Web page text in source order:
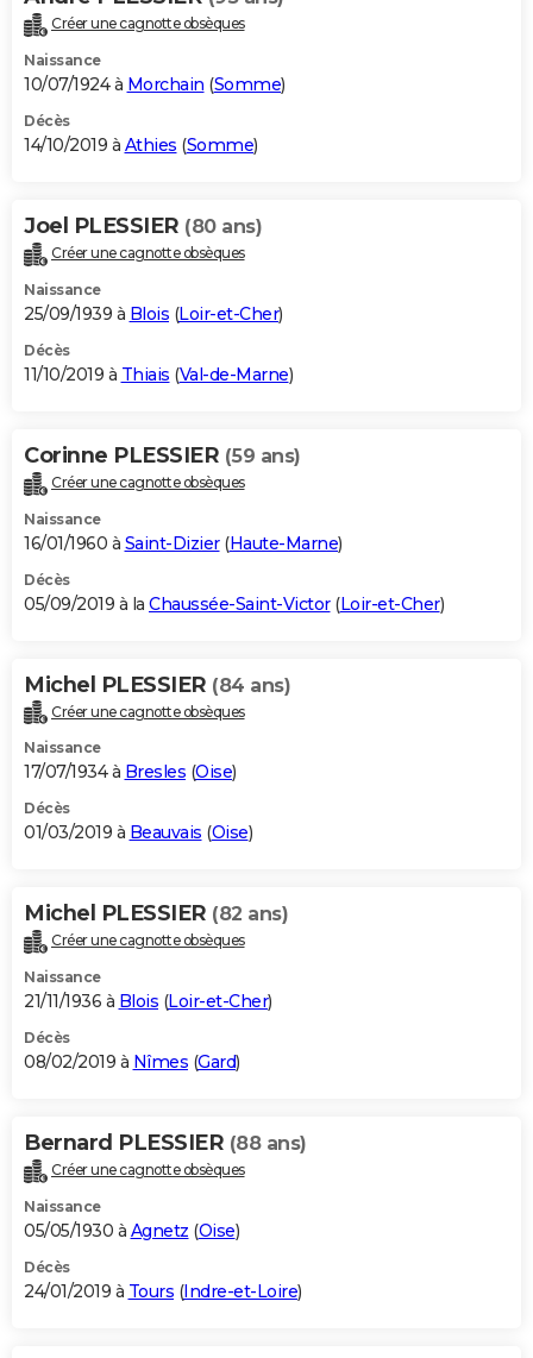
Créer une cagnotte obsèques
Naissance
10/07/1924 à Morchain (Somme)
Décès
14/10/2019 à Athies (Somme)
Joel PLESSIER (80 ans)
Créer une cagnotte obsèques
Naissance
25/09/1939 à Blois (Loir-et-Cher)
Décès
11/10/2019 à Thiais (Val-de-Marne)
Corinne PLESSIER (59 ans)
Créer une cagnotte obsèques
Naissance
16/01/1960 à Saint-Dizier(Haute-Marne)
Décès
05/09/2019 à la Chaussée-Saint-Victor(Loir-et-Cher)
Michel PLESSIER (84 ans)
Créer une cagnotte obsèques
Naissance
17/07/1934 à Bresles (Oise)
Décès
01/03/2019 à Beauvais (Oise)
Michel PLESSIER (82 ans)
Créer une cagnotte obsèques
Naissance
21/11/1936 à Blois (Loir-et-Cher)
Décès
08/02/2019 à Nîmes (Gard)
Bernard PLESSIER (88 ans)
Créer une cagnotte obsèques
Naissance
05/05/1930 à Agnetz (Oise)
Décès
24/01/2019 à Tours (Indre-et-Loire)